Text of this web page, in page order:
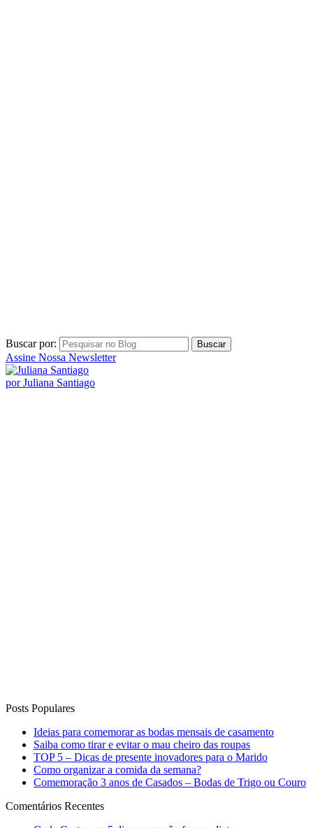
Assine Nossa Newsletter
por Juliana Santiago
Saiba como tirar e evitar o mau cheiro das roupas
TOP 5 – Dicas de presente inovadores para o Marido
Como organizar a comida da semana?
Comemoração 3 anos de Casados – Bodas de Trigo ou Couro
Comentários Recentes